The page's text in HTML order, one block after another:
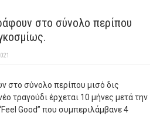
στο σύνολο περίπου
στο σύνολο περίπου μισό δις
τραγούδι έρχεται 10 μήνες μετά την
Good” που συμπεριλάμβανε 4